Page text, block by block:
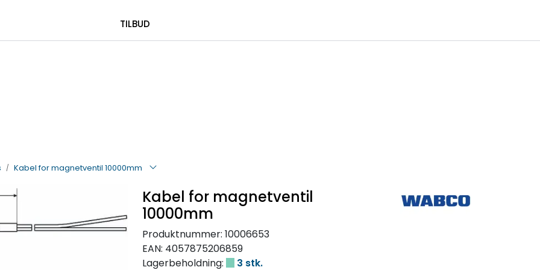
TILBUD
Kabel for magnetventil 10000mm
Kabel for magnetventil
10000mm
Produktnummer: 10006653
EAN: 4057875206859
Lagerbeholdning:
3 stk.